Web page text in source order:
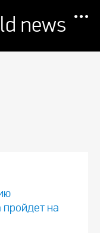
news
пройдет на